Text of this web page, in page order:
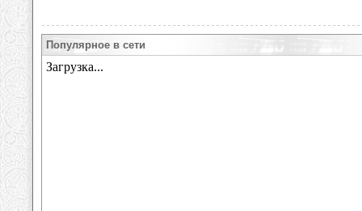
Популярное в сети